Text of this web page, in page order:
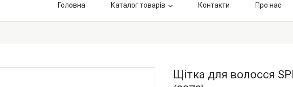
Головна Каталог товарів Контакти Про нас
Щітка для волосся